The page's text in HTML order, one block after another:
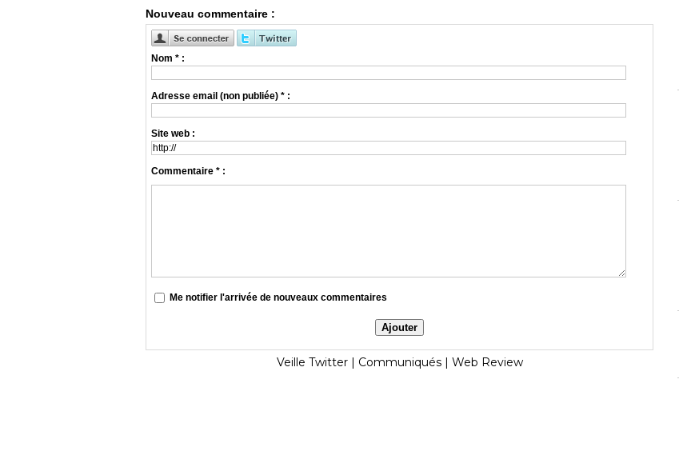
Nouveau commentaire :
Nom * :
Adresse email (non publiée) * :
Site web :
Commentaire * :
Me notifier l'arrivée de nouveaux commentaires
Veille Twitter | Communiqués | Web Review